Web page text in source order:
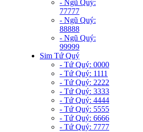
- Ngũ Quý:
77777
- Ngũ Quý:
88888
- Ngũ Quý:
99999
Sim Tứ Quý
- Tứ Quý: 0000
- Tứ Quý: 1111
- Tứ Quý: 2222
- Tứ Quý: 3333
- Tứ Quý: 4444
- Tứ Quý: 5555
- Tứ Quý: 6666
- Tứ Quý: 7777